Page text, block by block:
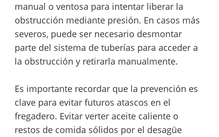
manual o ventosa para intentar liberar la
obstrucción mediante presión. En casos más
severos, puede ser necesario desmontar
parte del sistema de tuberías para acceder a
la obstrucción y retirarla manualmente.
Es importante recordar que la prevención es
clave para evitar futuros atascos en el
fregadero. Evitar verter aceite caliente o
restos de comida sólidos por el desagüe